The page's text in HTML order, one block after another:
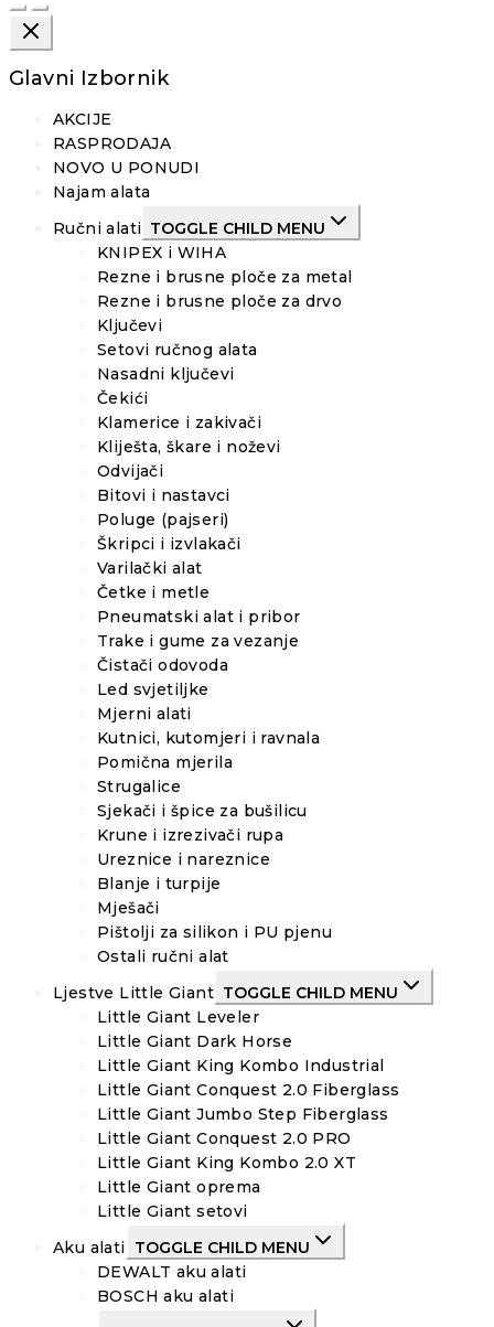
Glavni Izbornik
AKCIJE
RASPRODAJA
NOVO U PONUDI
Najam alata
Ručni alati TOGGLE CHILD MENU
KNIPEX i WIHA
Rezne i brusne ploče za metal
Rezne i brusne ploče za drvo
Ključevi
Setovi ručnog alata
Nasadni ključevi
Čekići
Klamerice i zakivači
Kliješta, škare i noževi
Odvijači
Bitovi i nastavci
Poluge (pajseri)
Škripci i izvlakači
Varilački alat
Četke i metle
Pneumatski alat i pribor
Trake i gume za vezanje
Čistači odovoda
Led svjetiljke
Mjerni alati
Kutnici, kutomjeri i ravnala
Pomična mjerila
Strugalice
Sjekači i špice za bušilicu
Krune i izrezivači rupa
Ureznice i nareznice
Blanje i turpije
Mješači
Pištolji za silikon i PU pjenu
Ostali ručni alat
Ljestve Little Giant TOGGLE CHILD MENU
Little Giant Leveler
Little Giant Dark Horse
Little Giant King Kombo Industrial
Little Giant Conquest 2.0 Fiberglass
Little Giant Jumbo Step Fiberglass
Little Giant Conquest 2.0 PRO
Little Giant King Kombo 2.0 XT
Little Giant oprema
Little Giant setovi
Aku alati TOGGLE CHILD MENU
DEWALT aku alati
BOSCH aku alati